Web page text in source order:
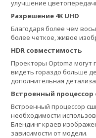
улучшение
Разрешение 4K UHD
Благодаря более чем
более четкое, живое
HDR совместимость
Проекторы Optoma могут
видеть гораздо больше
дополнительная
Встроенный
Встроенный процессор
необходимости
Блендинг краев
зависимости от модели.